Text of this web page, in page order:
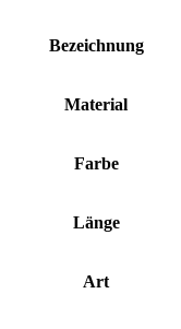
Bezeichnung
Material
Farbe
Länge
Art